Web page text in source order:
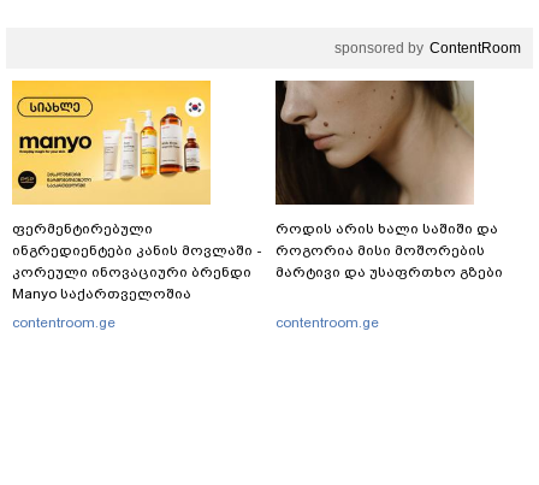
sponsored by ContentRoom
ფერმენტირებული
ინგრედიენტები კანის მოვლაში -
კორეული ინოვაციური ბრენდი
Manyo საქართველოშია
contentroom.ge
როდის არის ხალი საშიში და
როგორია მისი მოშორების
მარტივი და უსაფრთხო გზები
contentroom.ge